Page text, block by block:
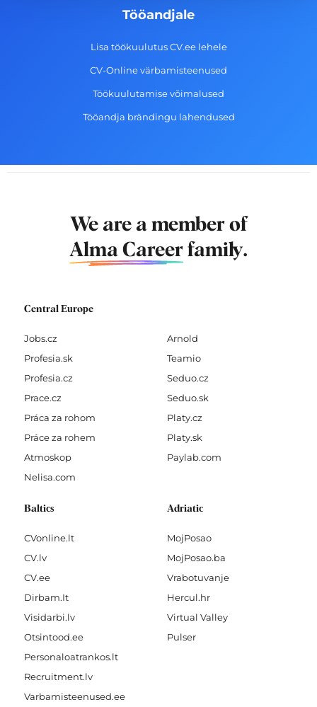
Tööandjale
Lisa töökuulutus CV.ee lehele
CV-Online värbamisteenused
Töökuulutamise võimalused
Tööandja brändingu lahendused
We are a member of
Alma Career family.
Central Europe
Jobs.cz
Profesia.sk
Profesia.cz
Prace.cz
Práca za rohom
Práce za rohem
Atmoskop
Nelisa.com
Arnold
Teamio
Seduo.cz
Seduo.sk
Platy.cz
Platy.sk
Paylab.com
Baltics
CVonline.lt
CV.lv
CV.ee
Dirbam.It
Visidarbi.lv
Otsintood.ee
Personaloatrankos.lt
Recruitment.lv
Varbamisteenused.ee
Adriatic
MojPosao
MojPosao.ba
Vrabotuvanje
Hercul.hr
Virtual Valley
Pulser